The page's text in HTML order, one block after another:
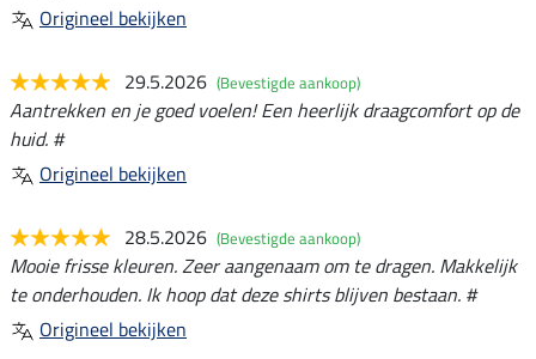
Origineel bekijken
29.5.2026 (Bevestigde aankoop)
Aantrekken en je goed voelen! Een heerlijk draagcomfort op de
huid. #
Origineel bekijken
28.5.2026 (Bevestigde aankoop)
Mooie frisse kleuren. Zeer aangenaam om te dragen. Makkelijk
te onderhouden. Ik hoop dat deze shirts blijven bestaan. #
Origineel bekijken